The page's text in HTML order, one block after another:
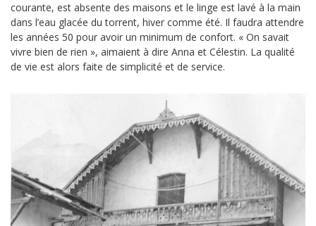
courante, est absente des maisons et le linge est lavé à la main
dans l’eau glacée du torrent, hiver comme été. Il faudra attendre
les années 50 pour avoir un minimum de confort. « On savait
vivre bien de rien », aimaient à dire Anna et Célestin. La qualité
de vie est alors faite de simplicité et de service.